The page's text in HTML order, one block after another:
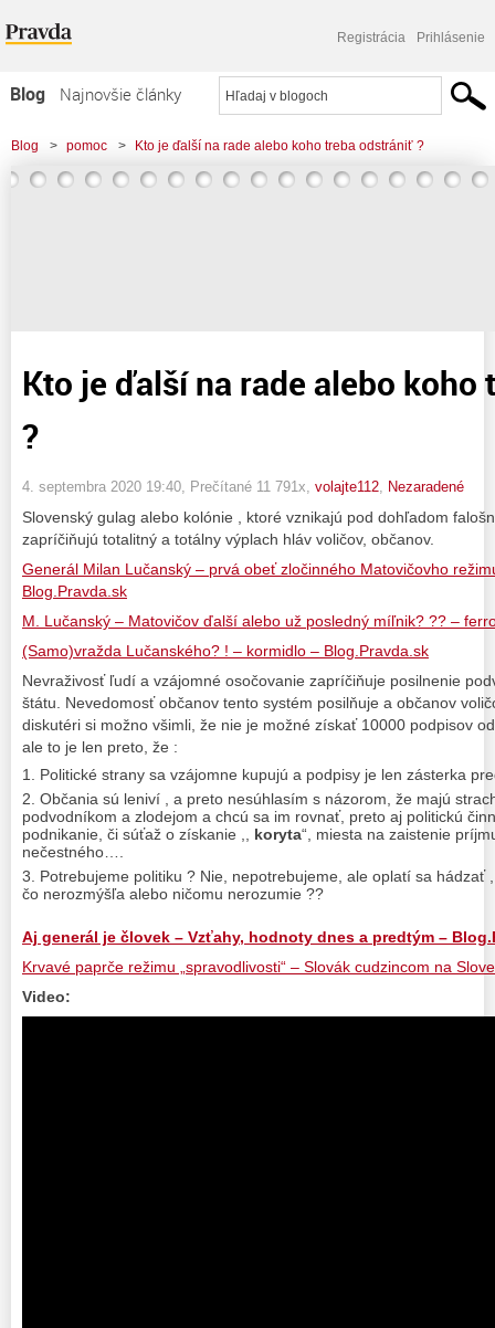
Registrácia Prihlásenie
Blog
Najnovšie články
Najčítanejšie články
Najkomentovanejšie články
Blog > pomoc > Kto je ďalší na rade alebo koho treba odstrániť ?
Kto je ďalší na rade alebo
?
4. septembra 2020 19:40 , Prečítané 11 791x, volajte112 Nezaradené
Slovenský gulag alebo kolónie , ktoré vznikajú pod dohľadom
zapríčiňujú totalitný a totálny výplach hláv voličov, občanov.
Generál Milan Lučanský – prvá obeť zločinného Matovičovho
Blog.Pravda.sk
M. Lučanský – Matovičov ďalší alebo už posledný míľnik? ?? –
(Samo)vražda Lučanského? ! – kormidlo – Blog.Pravda.sk
Nevraživosť ľudí a vzájomné osočovanie zapríčiňuje posilnenie
štátu. Nevedomosť občanov tento systém posilňuje a občanov
diskutéri si možno všimli, že nie je možné získať 10000 podpisov
ale to je len preto, že :
Politické strany sa vzájomne kupujú a podpisy je len zásterka
Občania sú leniví , a preto nesúhlasím s názorom, že majú
podvodníkom a zlodejom a chcú sa im rovnať, preto aj politickú
podnikanie, či súťaž o získanie ,, koryta“, miesta na zaistenie
nečestného….
Potrebujeme politiku ? Nie, nepotrebujeme, ale oplatí sa hádzať
čo nerozmýšľa alebo ničomu nerozumie ??
Aj generál je človek – Vzťahy, hodnoty dnes a predtým –
Krvavé paprče režimu „spravodlivosti“ – Slovák cudzincom na
Video: